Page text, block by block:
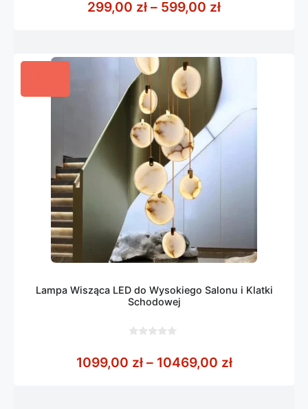
5
299,00 zł – 599,00 złZakres cen:
Lampa Wisząca LED do Wysokiego Salonu i Klatki
Schodowej
5
1099,00 zł – 10469,00 złZakres